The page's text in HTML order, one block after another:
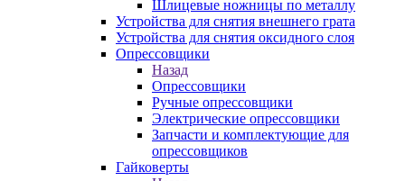
Шлицевые ножницы по металлу
Устройства для снятия внешнего грата
Устройства для снятия оксидного слоя
Опрессовщики
Назад
Опрессовщики
Ручные опрессовщики
Электрические опрессовщики
Запчасти и комплектующие для
опрессовщиков
Гайковерты